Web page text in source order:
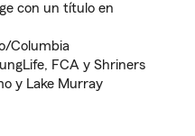
con un título en
Columbia
FCA y Shriners
y Lake Murray